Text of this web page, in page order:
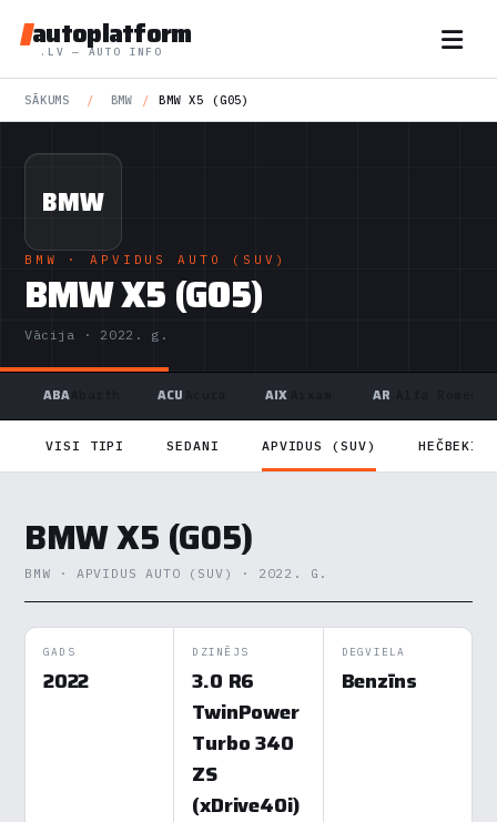
autoplatform
.LV — AUTO INFO
SĀKUMS / BMW / BMW X5 (G05)
BMW
BMW · APVIDUS AUTO (SUV)
BMW X5 (G05)
Vācija · 2022. g.
ABA ACU AIX AR
VISI TIPI SEDANI APVIDUS (SUV) HEČBEKI
BMW X5 (G05)
BMW · APVIDUS AUTO (SUV) · 2022. G.
GADS
2022
DZINĒJS
3.0 R6
TwinPower
Turbo 340
ZS
(xDrive40i)
DEGVIELA
Benzīns